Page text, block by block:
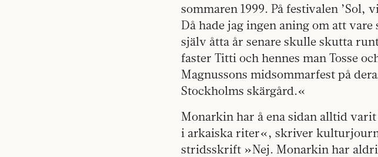
sommaren 1999. På festivalen ’Sol,
Då hade jag ingen aning om att
själv åtta år senare skulle skutta
faster Titti och hennes man Tosse
Magnussons midsommarfest på
Stockholms skärgård.«
Monarkin har å ena sidan alltid
i arkaiska riter«, skriver
stridsskrift »Nej. Monarkin har